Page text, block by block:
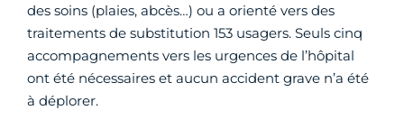
des soins (plaies, abcès…) ou a orienté vers des
traitements de substitution 153 usagers. Seuls cinq
accompagnements vers les urgences de l’hôpital
ont été nécessaires et aucun accident grave n’a été
à déplorer.